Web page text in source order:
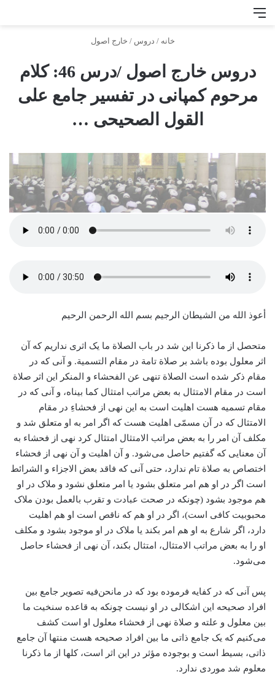
منو
خانه / دروس / خارج اصول
دروس خارج اصول /درس 46: كلام
مرحوم كمپانى در تفسير جامع على
القول الصحيحى …
أعوذ الله من الشیطان الرجیم بسم الله الرحمن الرحیم
متحصل از ما ذکرنا این شد در باب الصلاة ما یک اثری نداریم که آن
اثر معلول بوده باشد بر صلاة تامة در مقام التسمیة. و آنی که در
مقام ذکر شده است الصلاة تنهی عن الفحشاء و المنکر این اثر صلاة
است در مقام الامتثال به بعض مراتب امتثال کما بیناه، و آنی که در
مقام تسمیه هست اهلیت است به این نهی از فحشاءِ در مقام
الامتثال که در آن مسمّی اهلیت هست که اگر امر به او متعلق شد و
مکلف آن امر را به بعض مراتب الامتثال امتثال کرد نهی از فحشاء به
آن معنایی که گفتیم حاصل می‌شود. و آن اهلیت و آن نهی از فحشاء
اختصاص به صلاة تام ندارد، حتی آنی که فاقد بعض الاجزاء و الشرائط
است اگر در او هم امر متعلق بشود یا امر متعلق نشود و ملاک در او
هم موجود بشود (چونکه در صحت عبادت و تقرب بالعمل بودن ملاک
محبوبیت کافی است)، اگر در او هم که ناقص است او هم اهلیت
دارد، اگر شارع به او هم امر بکند یا ملاک در او موجود بشود و مکلف
او را به بعض مراتب الامتثال، امتثال بکند، آن نهی از فحشاء‌ حاصل
می‌شود.
پس آنی که در کفایه فرموده بود که در مانحن‌فیه تصویر جامع بین
افراد صحیحه این اشکالی در او نیست چونکه به قاعده سنخیت ما
بین معلول و علته و صلاة نهی از فحشاء معلول او است کشف
می‌کنیم که یک جامع ذاتی ما بین افراد صحیحه هست منتها آن جامع
ذاتی، بسیط است و بوجوده مؤثر در این اثر است، کلها از ما ذکرنا
معلوم شد موردی ندارد.